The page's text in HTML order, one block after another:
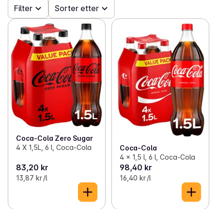
✓ Alkoholfritt (66)
Øl (124)
✓ Cider (15)
✓ Ferdigdrinker og hard seltzer (27)
✓ Sport- og vitamindrikker
Energidrikker (29)
Brus (157)
✓ Juice og fruktdrikker
✓ Alle(157)
Brett (4)
✓ Fridgepack og multipack
✓ Glassflasker (48)
✓ Småflasker og boks (65)
✓ Store flasker (30)
✓ Store flasker i multipack
Filter Sorter etter
Coca-Cola Zero Sugar
4 X 1,5L, 6 l, Coca-Cola
83,20 kr
13,87 kr /l
Coca-Cola
4 x 1,5 l, 6 l, Coca-Cola
98,40 kr
16,40 kr /l